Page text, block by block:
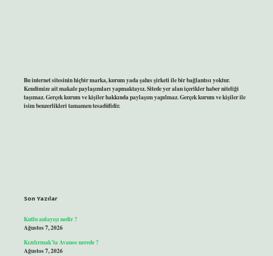
Bu internet sitesinin hiçbir marka, kurum yada şahıs şirketi ile bir bağlantısı yoktur.
Kendimize ait makale paylaşımları yapmaktayız. Sitede yer alan içerikler haber niteliği
taşımaz. Gerçek kurum ve kişiler hakkında paylaşım yapılmaz. Gerçek kurum ve kişiler ile
isim benzerlikleri tamamen tesadüfidir.
Son Yazılar
Kutlu anlayışı nedir ?
Ağustos 7, 2026
Kızılırmak’ta Avanos nerede ?
Ağustos 7, 2026